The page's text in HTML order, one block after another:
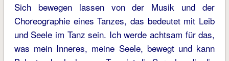
Sich bewegen lassen von der Musik und der
Choreographie eines Tanzes, das bedeutet mit Leib
und Seele im Tanz sein. Ich werde achtsam für das,
was mein Inneres, meine Seele, bewegt und kann